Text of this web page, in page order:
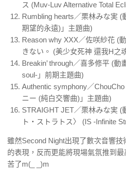
ス (Muv-Luv Alternative Total
Rumbling hearts／栗林みな実
期望的永遠)」主題曲)
Reason why XXX／佐咲紗花 (
きない。 (美少女死神 還我H之
Breakin’ through／喜多修平 (動
soul-」前期主題曲)
Authentic symphony／
ニー (純白交響曲)」主題曲)
STRAIGHT JET／栗林みな実 (
ト・ストラトス〉 (IS -Infinite
雖然Second Night出現了數次音響
的表現，反而更能將現場氣氛推到
苦了m(_ _)m